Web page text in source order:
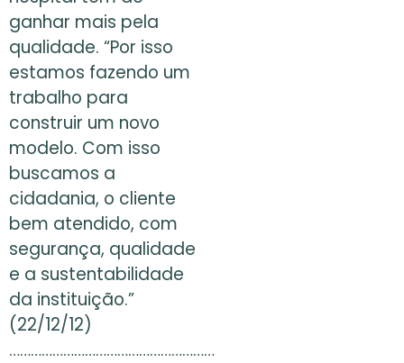
ganhar mais pela
qualidade. “Por isso
estamos fazendo um
trabalho para
construir um novo
modelo. Com isso
buscamos a
cidadania, o cliente
bem atendido, com
segurança, qualidade
e a sustentabilidade
da instituição.”
(22/12/12)
…………………………………………………